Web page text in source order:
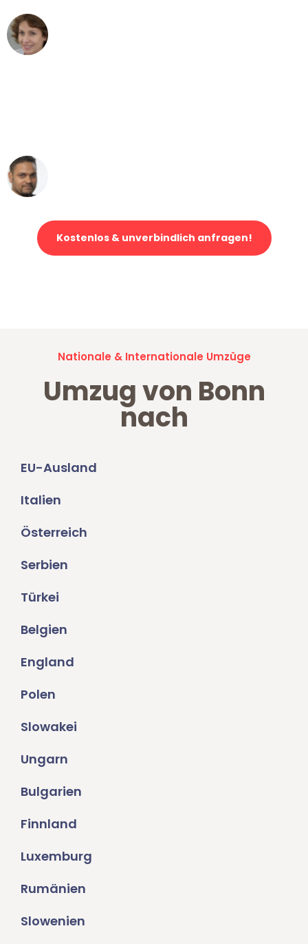
Kostenlos & unverbindlich anfragen!
Nationale & Internationale Umzüge
Umzug von Bonn
nach
EU-Ausland
Italien
Österreich
Serbien
Türkei
Belgien
England
Polen
Slowakei
Ungarn
Bulgarien
Finnland
Luxemburg
Rumänien
Slowenien